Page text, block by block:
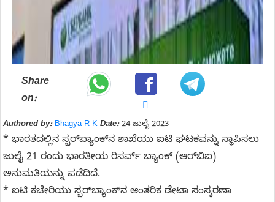
Share
on:
Authored by: Bhagya R K Date:24 ಜುಲೈ 2023
* ಭಾರತದಲ್ಲಿನ ಸ್ಬರ್‌ಬ್ಯಾಂಕ್‌ನ ಶಾಖೆಯು ಐಟಿ ಘಟಕವನ್ನು ಸ್ಥಾಪಿಸಲು
ಜುಲೈ 21 ರಂದು ಭಾರತೀಯ ರಿಸರ್ವ್ ಬ್ಯಾಂಕ್ (ಆರ್‌ಬಿಐ)
ಅನುಮತಿಯನ್ನು ಪಡೆದಿದೆ.
* ಐಟಿ ಕಚೇರಿಯು ಸ್ಬರ್‌ಬ್ಯಾಂಕ್‌ನ ಆಂತರಿಕ ಡೇಟಾ ಸಂಸ್ಕರಣಾ